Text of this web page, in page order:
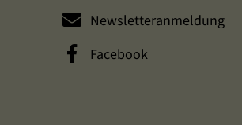
Newsletteranmeldung
Facebook